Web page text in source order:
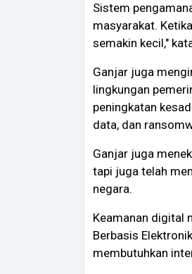
Sistem
masyarakat.
semakin kecil,"
Ganjar juga
lingkungan
peningkatan
data, dan
Ganjar juga
tapi juga telah
negara.
Keamanan digital
Berbasis
membutuhkan